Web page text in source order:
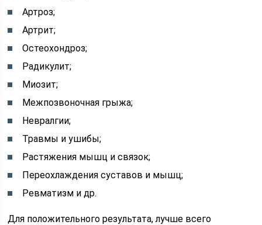
Артроз;
Артрит;
Остеохондроз;
Радикулит;
Миозит;
Межпозвоночная грыжа;
Невралгии;
Травмы и ушибы;
Растяжения мышц и связок;
Переохлаждения суставов и мышц;
Ревматизм и др.
Для положительного результата, лучше всего